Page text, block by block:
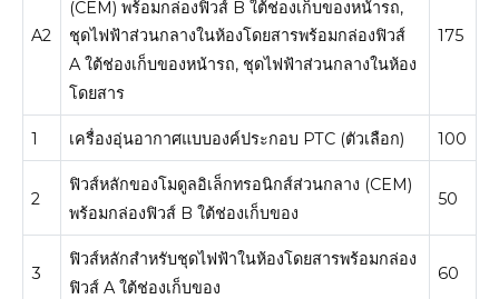
A2
(CEM) พร้อมกล่องฟิวส์ B ใต้ช่องเก็บของหน้ารถ,
ชุดไฟฟ้าส่วนกลางในห้องโดยสารพร้อมกล่องฟิวส์
A ใต้ช่องเก็บของหน้ารถ, ชุดไฟฟ้าส่วนกลางในห้อง
โดยสาร
175
1 เครื่องอุ่นอากาศแบบองค์ประกอบ PTC (ตัวเลือก) 100
2
ฟิวส์หลักของโมดูลอิเล็กทรอนิกส์ส่วนกลาง (CEM)
พร้อมกล่องฟิวส์ B ใต้ช่องเก็บของ
50
3
ฟิวส์​หลัก​สำหรับ​ชุด​ไฟฟ้า​ใน​ห้องโดยสารพร้อม​กล่อง​
ฟิวส์ A ใต้​ช่องเก็บของ
60